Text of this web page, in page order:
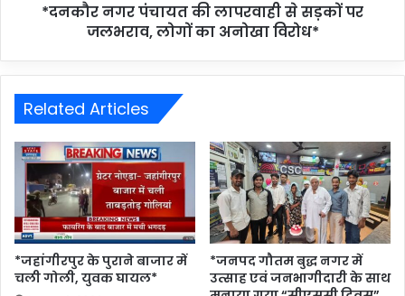
*दनकौर नगर पंचायत की लापरवाही से सड़कों पर
जलभराव, लोगों का अनोखा विरोध*
Related Articles
*जहांगीरपुर के पुराने बाजार में
चली गोली, युवक घायल*
*जनपद गौतम बुद्ध नगर में
उत्साह एवं जनभागीदारी के साथ